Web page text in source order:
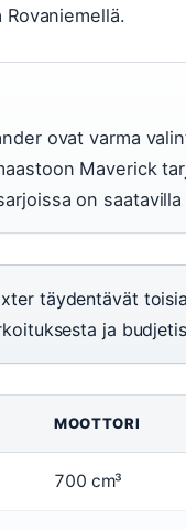
ovat varma
Maverick
on
täydentävät
ja
MOOTTORI
700 cm³